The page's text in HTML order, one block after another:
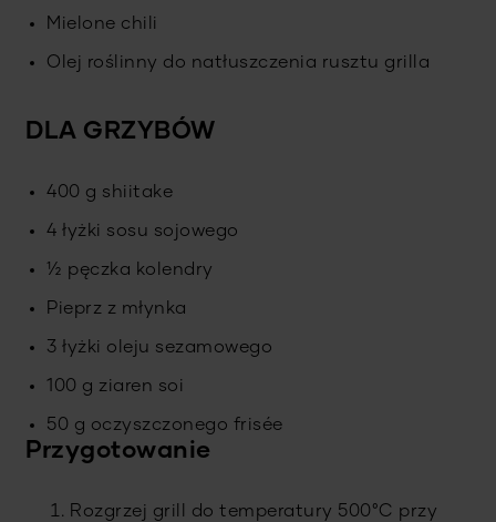
Mielone chili
Olej roślinny do natłuszczenia rusztu grilla
DLA GRZYBÓW
400 g shiitake
4 łyżki sosu sojowego
½ pęczka kolendry
Pieprz z młynka
3 łyżki oleju sezamowego
100 g ziaren soi
50 g oczyszczonego frisée
Przygotowanie
Rozgrzej grill do temperatury 500°C przy